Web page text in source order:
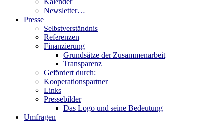
Newsletter…
Presse
Selbstverständnis
Referenzen
Finanzierung
Grundsätze der Zusammenarbeit
Transparenz
Gefördert durch:
Kooperationspartner
Links
Pressebilder
Das Logo und seine Bedeutung
Umfragen